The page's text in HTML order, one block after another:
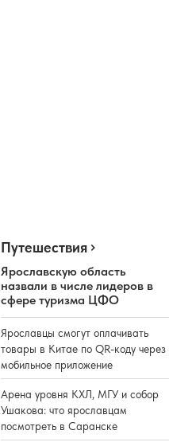
Путешествия
Ярославскую область
назвали в числе лидеров в
сфере туризма ЦФО
Ярославцы смогут оплачивать
товары в Китае по QR-коду через
мобильное приложение
Арена уровня КХЛ, МГУ и собор
Ушакова: что ярославцам
посмотреть в Саранске